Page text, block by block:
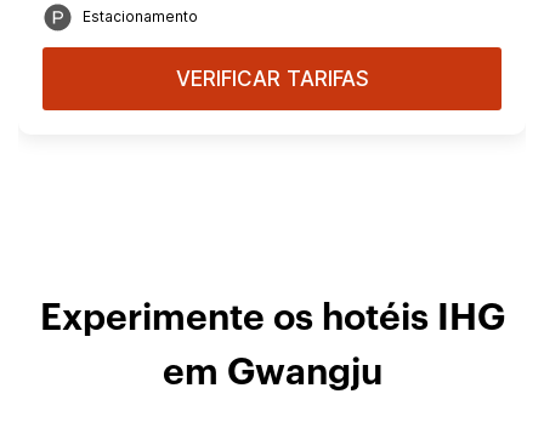
Estacionamento
VERIFICAR TARIFAS
Experimente os hotéis IHG
em Gwangju